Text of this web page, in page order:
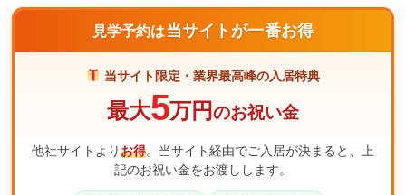
見学予約は当サイトが一番お得
当サイト限定・業界最高峰の入居特典
最大5万円のお祝い金
他社サイトよりお得。当サイト経由でご入居が決まると、上
記のお祝い金をお渡しします。